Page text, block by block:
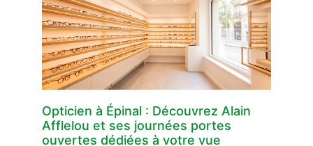
Opticien à Épinal : Découvrez Alain
Afflelou et ses journées portes
ouvertes dédiées à votre vue